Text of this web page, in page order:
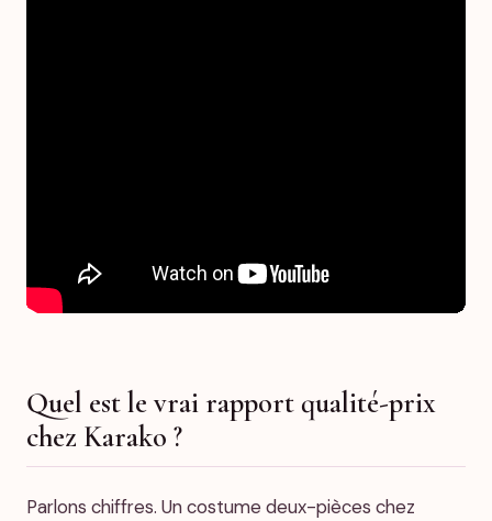
Quel est le vrai rapport qualité-prix
chez Karako ?
Parlons chiffres. Un costume deux-pièces chez